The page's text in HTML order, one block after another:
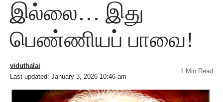
இல்லை… இது
பெண்ணியப் பாவை!
Last updated: January 3, 2026 10:46 am
viduthalai
1 Min Read